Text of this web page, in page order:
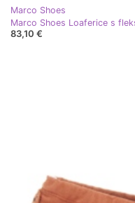
Marco Shoes
83,10 €